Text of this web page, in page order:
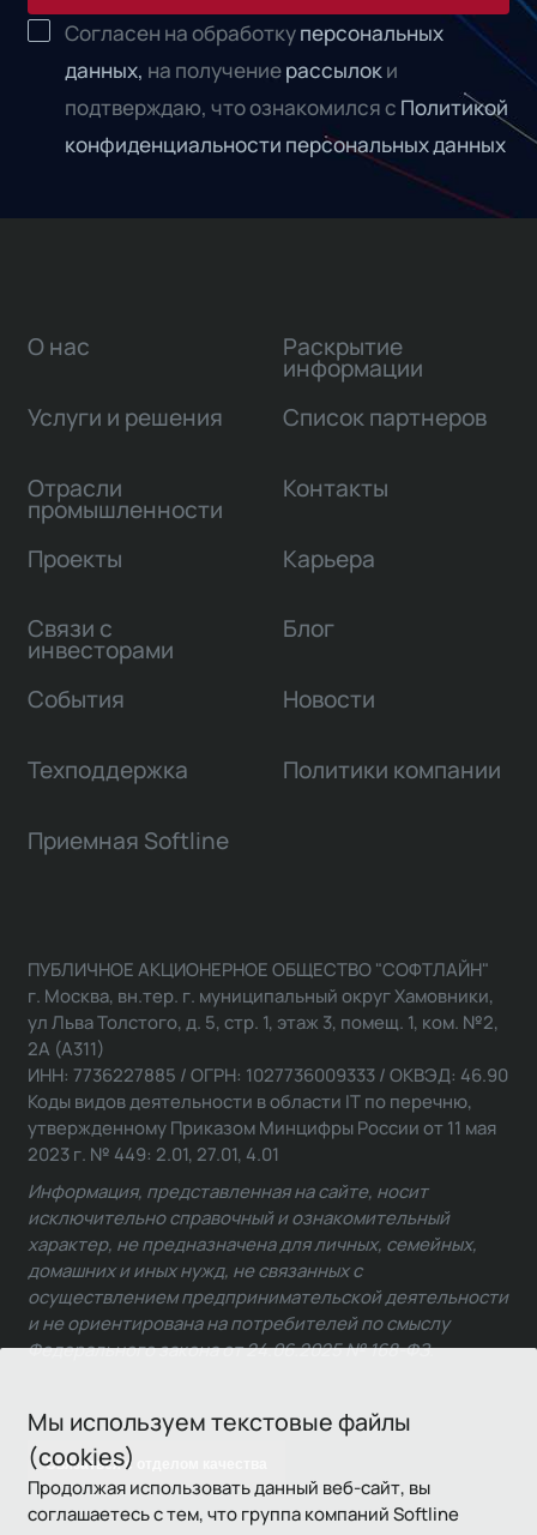
Согласен на обработкуперсональных
данных, на получениерассылок и
подтверждаю, что ознакомился с Политикой
конфиденциальности персональных данных
Мы используем текстовые файлы
(cookies)
Продолжая использовать данный веб-сайт, вы
соглашаетесь с тем, что группа компаний Softline
О нас
Услуги и решения
Отрасли
промышленности
Проекты
Связи с
инвесторами
Раскрытие
информации
Список партнеров
Контакты
Карьера
Блог
События Новости
Техподдержка Политики компании
Приемная Softline
Связаться с отделом качества
ПУБЛИЧНОЕ АКЦИОНЕРНОЕ ОБЩЕСТВО "СОФТЛАЙН"
г. Москва, вн.тер. г. муниципальный округ Хамовники,
ул Льва Толстого, д. 5, стр. 1, этаж 3, помещ. 1, ком. №2,
2А (А311)
ИНН: 7736227885 / ОГРН: 1027736009333 / ОКВЭД: 46.90
Коды видов деятельности в области IT по перечню,
утвержденному Приказом Минцифры России от 11 мая
2023 г. № 449: 2.01, 27.01, 4.01
Информация, представленная на сайте, носит
исключительно справочный и ознакомительный
характер, не предназначена для личных, семейных,
домашних и иных нужд, не связанных с
осуществлением предпринимательской деятельности
и не ориентирована на потребителей по смыслу
Федерального закона от 24.06.2025 № 168-ФЗ.